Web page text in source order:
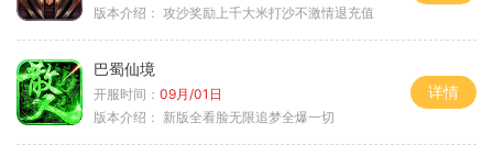
版本介绍： 攻沙奖励上千大米打沙不激情退充值
巴蜀仙境
开服时间： 09月/01日
版本介绍： 新版全看脸无限追梦全爆一切
详情